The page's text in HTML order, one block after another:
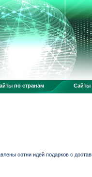
по странам Сайты
сотни идей подарков с